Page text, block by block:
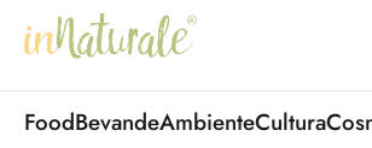
FoodBevandeAmbienteCultura